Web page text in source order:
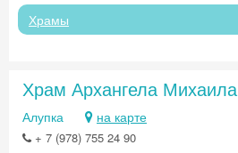
Храмы
Храм Архангела Михаила
Алупка на карте
+ 7 (978) 755 24 90